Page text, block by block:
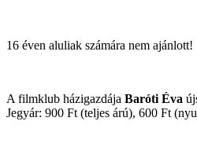
16 éven aluliak számára nem ajánlott!
A filmklub házigazdája Baróti Éva
Jegyár: 900 Ft (teljes árú), 600 Ft